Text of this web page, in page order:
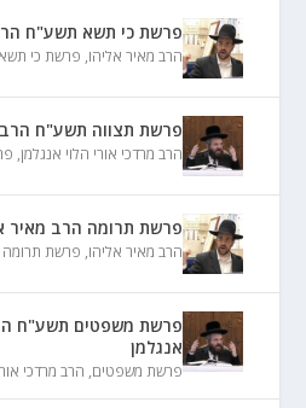
פרשת כי תשא תשע"ח
הרב מאיר אליהו, פרשת כי תשא
פרשת תצווה תשע"ח הרב
הרב מרדכי אורי הלוי אנגלמן,
פרשת תרומה הרב מאיר
הרב מאיר אליהו, פרשת תרומה
פרשת משפטים תשע"ח
אנגלמן
פרשת משפטים, הרב מרדכי